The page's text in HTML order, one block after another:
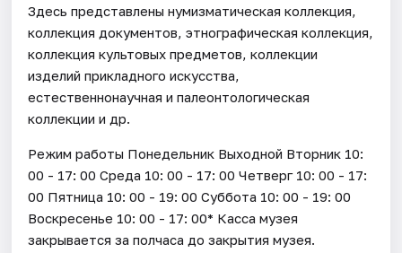
Здесь представлены нумизматическая коллекция,
коллекция документов, этнографическая коллекция,
коллекция культовых предметов, коллекции
изделий прикладного искусства,
естественнонаучная и палеонтологическая
коллекции и др.
Режим работы Понедельник Выходной Вторник 10:
00 - 17: 00 Среда 10: 00 - 17: 00 Четверг 10: 00 - 17:
00 Пятница 10: 00 - 19: 00 Суббота 10: 00 - 19: 00
Воскресенье 10: 00 - 17: 00* Касса музея
закрывается за полчаса до закрытия музея.